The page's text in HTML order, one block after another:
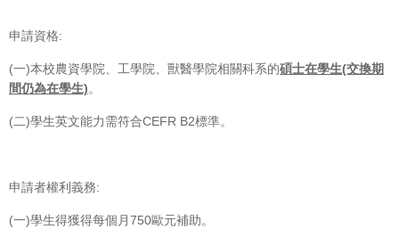
申請資格:
(一)本校農資學院、工學院、獸醫學院相關科系的碩士在學生(交換期
間仍為在學生)。
(二)學生英文能力需符合CEFR B2標準。
申請者權利義務:
(一)學生得獲得每個月750歐元補助。